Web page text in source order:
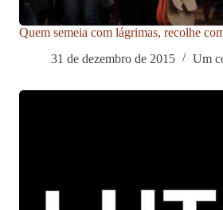
Quem semeia com lágrimas, recolhe
31 de dezembro de 2015
Um